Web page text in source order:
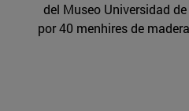
del Museo Universidad
por 40 menhires de